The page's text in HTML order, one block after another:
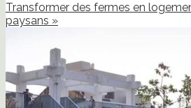
Transformer des fermes en
paysans »